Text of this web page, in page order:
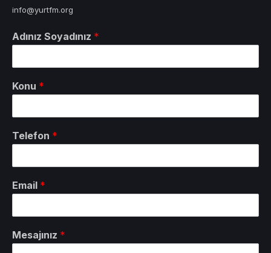
info@yurtfm.org
Adınız Soyadınız *
Konu *
Telefon *
Email *
Mesajınız *